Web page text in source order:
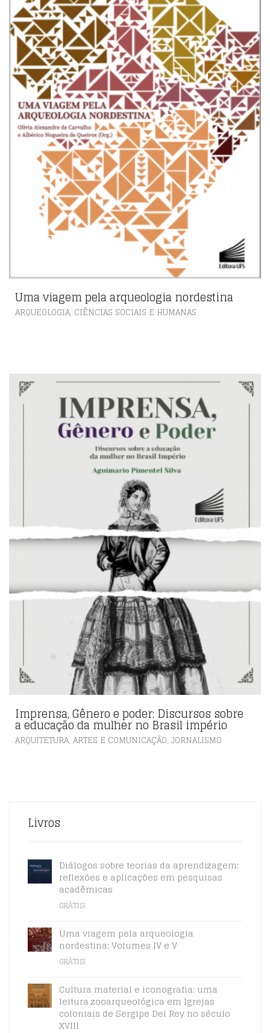
Uma viagem pela arqueologia nordestina
ARQUEOLOGIA, CIÊNCIAS SOCIAIS E HUMANAS
Imprensa, Gênero e poder: Discursos sobre
a educação da mulher no Brasil império
ARQUITETURA, ARTES E COMUNICAÇÃO, JORNALISMO
Livros
Diálogos sobre teorias da aprendizagem:
reflexões e aplicações em pesquisas
acadêmicas
GRÁTIS!
Uma viagem pela arqueologia
nordestina: Volumes IV e V
GRÁTIS!
Cultura material e iconografia: uma
leitura zooarqueológica em Igrejas
coloniais de Sergipe Del Rey no século
XVIII